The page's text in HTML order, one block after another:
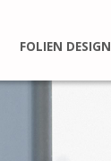
FOLIEN DESIGN